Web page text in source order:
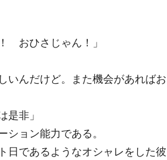
おひさじゃん！」
いんだけど。また機会があればお
是非」
ョン能力である。
であるようなオシャレをした彼